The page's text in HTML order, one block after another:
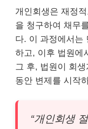
개인회생은 재정
을 청구하여 채무
다. 이 과정에서는
하고, 이후 법원에
그 후, 법원이 회
동안 변제를 시작
“개인회생